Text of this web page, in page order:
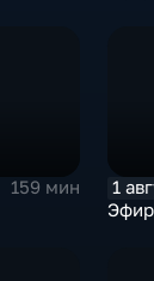
159 мин
1